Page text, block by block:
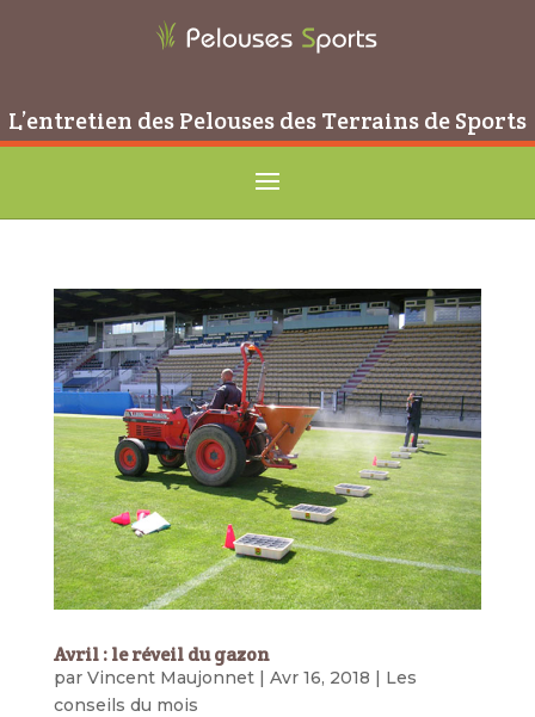
L’entretien des Pelouses des Terrains de Sports
Avril : le réveil du gazon
par Vincent Maujonnet| Avr 16, 2018 | Les
conseils du mois